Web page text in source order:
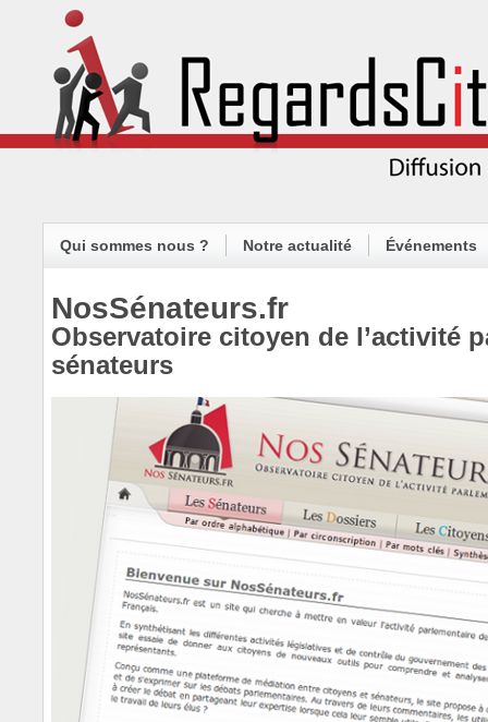
Qui sommes nous ? Notre actualité Événements
NosSénateurs.fr
Observatoire citoyen de l’activité
sénateurs